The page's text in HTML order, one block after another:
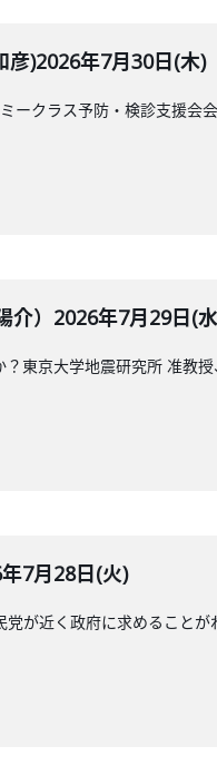
彦)2026年7月30日(木)
ークラス予防・検診支援会
介）2026年7月29日(
東京大学地震研究所 准教
7月28日(火)
が近く政府に求めることが